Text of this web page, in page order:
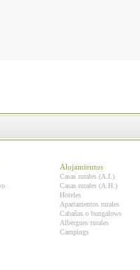
Alojamientos
Casas rurales (A.I.)
Casas rurales (A.H.)
Hoteles
Apartamentos rurales
Cabañas o bungalows
Albergues rurales
Campings